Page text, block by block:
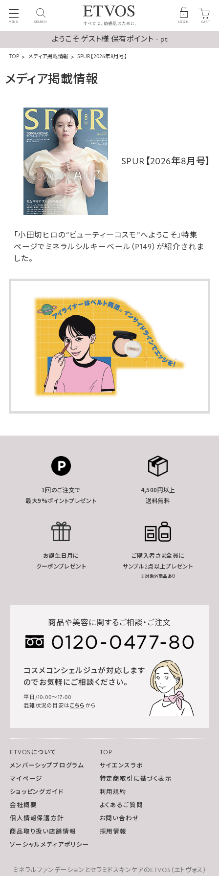
MENU SEARCH LOGIN CART
ようこそ ゲスト様 保有ポイント - pt
TOP メディア掲載情報 SPUR【2026年8月号】
メディア掲載情報
SPUR【2026年8月号】
「小田切ヒロの“ビューティーコスモ”へようこそ」特集
ページでミネラルシルキーベール （P149）が紹介されま
した。
1回のご注文で
最大9%ポイントプレゼント
4,500円以上
送料無料
お誕生日月に
クーポンプレゼント
ご購入者さま全員に
サンプル2点以上プレゼント
※対象外商品あり
商品や美容に関するご相談・ご注文
コスメコンシェルジュが対応します
のでお気軽にご相談ください。
平日/10:00～17:00
混雑状況の目安はこちら から
ETVOSについて
TOP
メンバーシッププログラム
サイエンスラボ
マイページ
特定商取引に基づく表示
ショッピングガイド
利用規約
会社概要
よくあるご質問
個人情報保護方針
お問い合わせ
商品取り扱い店舗情報
採用情報
ソーシャルメディアポリシー
ミネラルファンデーションとセラミドスキンケアのETVOS（エトヴォス）